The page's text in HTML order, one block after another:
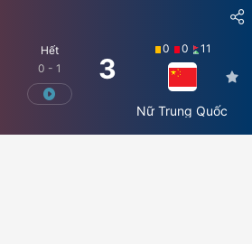
3
Hết
0 - 1
0 0 11
Nữ Trung Quốc